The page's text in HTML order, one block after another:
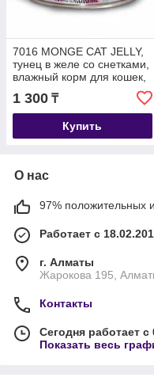
7016 MONGE CAT JELLY,
тунец в желе со снетками,
влажный корм для кошек,
баночка 80 гр.
1 300 ₸
Купить
О нас
97% положительных
Работает с
г. Алматы
Жарокова 195,
Контакты
Сегодня работает с
Показать весь